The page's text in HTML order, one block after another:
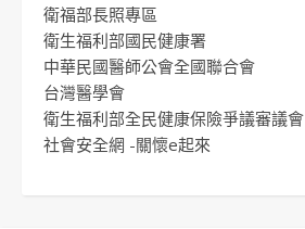
衛福部長照專區
衛生福利部國民健康署
中華民國醫師公會全國聯合會
台灣醫學會
衛生福利部全民健康保險爭議審議會
社會安全網 -關懷e起來